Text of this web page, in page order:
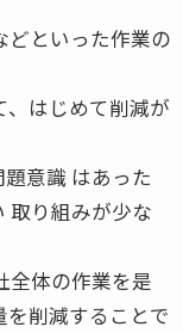
どといった作業の
、はじめて削減が
意識 はあった
取り組みが少な
全体の作業を是
削減することで